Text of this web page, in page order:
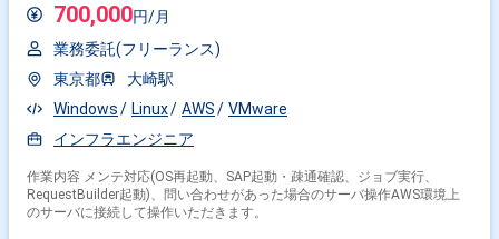
700,000円/月
業務委託(フリーランス)
東京都
大崎駅
Windows
Linux AWS
VMware
インフラエンジニア
作業内容 メンテ対応(OS再起動、SAP起動・疎通確認、ジョブ実行、
RequestBuilder起動)、問い合わせがあった場合のサーバ操作AWS環境上
のサーバに接続して操作いただきます。